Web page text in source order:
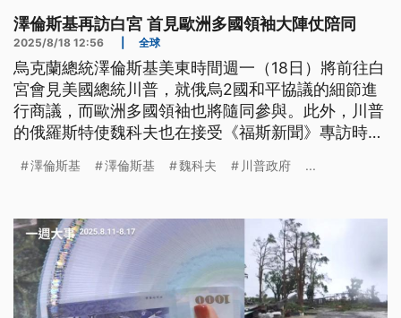
澤倫斯基再訪白宮 首見歐洲多國領袖大陣仗陪同
2025/8/18 12:56 全球
烏克蘭總統澤倫斯基美東時間週一（18日）將前往白
宮會見美國總統川普，就俄烏2國和平協議的細節進
行商議，而歐洲多國領袖也將隨同參與。此外，川普
的俄羅斯特使魏科夫也在接受《福斯新聞》專訪時證
安全保障，象徵川普在俄烏戰爭上的立場可能出現重
澤倫斯基 澤倫斯基 魏科夫 川普政府 ...